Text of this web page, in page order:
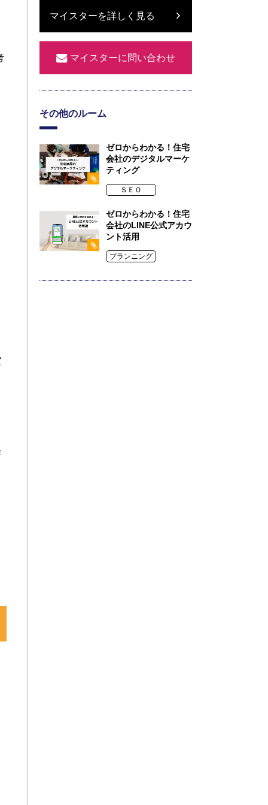
マイスターを詳しく見る
マイスターに問い合わせ
その他のルーム
ゼロからわかる！住宅
会社のデジタルマーケ
ティング
ＳＥＯ
ゼロからわかる！住宅
会社のLINE公式アカウ
ント活用
プランニング